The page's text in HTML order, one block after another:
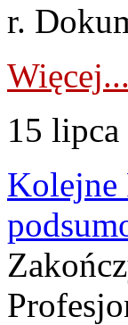
r.
Więcej...
15
Kolejne